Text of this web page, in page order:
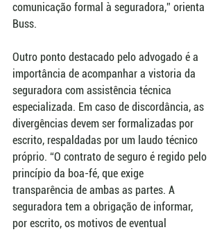
comunicação formal à seguradora,” orienta
Buss.
Outro ponto destacado pelo advogado é a
importância de acompanhar a vistoria da
seguradora com assistência técnica
especializada. Em caso de discordância, as
divergências devem ser formalizadas por
escrito, respaldadas por um laudo técnico
próprio. “O contrato de seguro é regido pelo
princípio da boa-fé, que exige
transparência de ambas as partes. A
seguradora tem a obrigação de informar,
por escrito, os motivos de eventual